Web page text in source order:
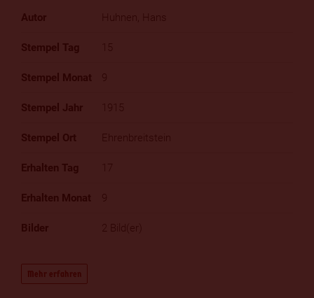
Huhnen, Hans
15
1915
Ehrenbreitstein
17
2 Bild(er)
Mehr erfahren